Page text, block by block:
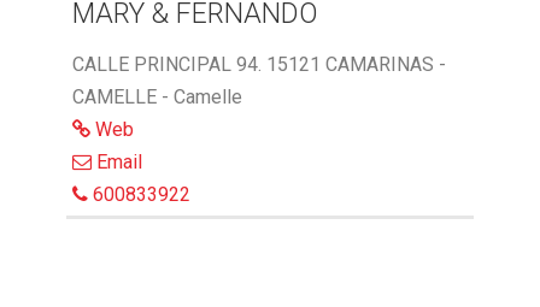
MARY & FERNANDO
CALLE PRINCIPAL 94. 15121 CAMARINAS -
CAMELLE - Camelle
Web
Email
600833922